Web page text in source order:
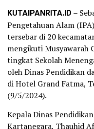
KUTAIPANRITA.ID –
Pengetahuan Alam
tersebar di 20
mengikuti Musyawarah
tingkat Sekolah
oleh Dinas Pendidikan
di Hotel Grand Fatma,
(9/5/2024).
Kepala Dinas
Kartanegara, Thauhid